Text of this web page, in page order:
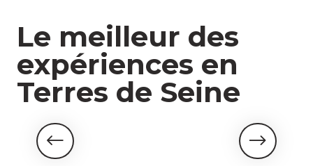
Le meilleur des
expériences en
Terres de Seine
Nature & Aventure